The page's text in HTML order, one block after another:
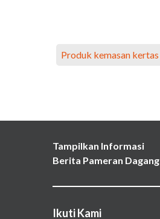
Produk kemasan kertas
Tampilkan Informasi
Berita Pameran Dagang
Ikuti Kami